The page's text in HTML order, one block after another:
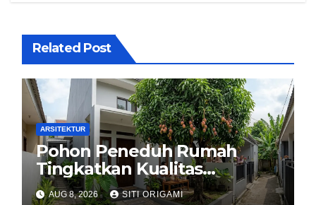
Related Post
ARSITEKTUR
Pohon Peneduh Rumah
Tingkatkan Kualitas
Arsitektur Hunian
AUG 8, 2026 SITI ORIGAMI